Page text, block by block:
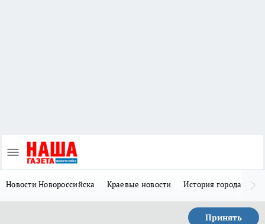
Новости Новороссийска Краевые новости История города Н
Принять